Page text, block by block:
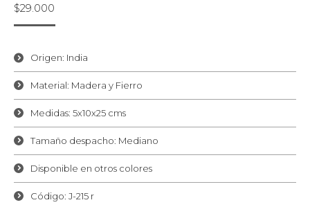
$29.000
Origen: India
Material: Madera y Fierro
Medidas: 5x10x25 cms
Tamaño despacho: Mediano
Disponible en otros colores
Código: J-215 r